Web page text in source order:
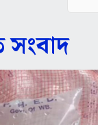
সংবাদ